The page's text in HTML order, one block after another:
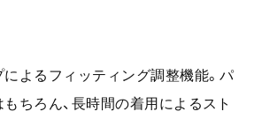
よるフィッティング調整機能。パ
ちろん、長時間の着用によるスト